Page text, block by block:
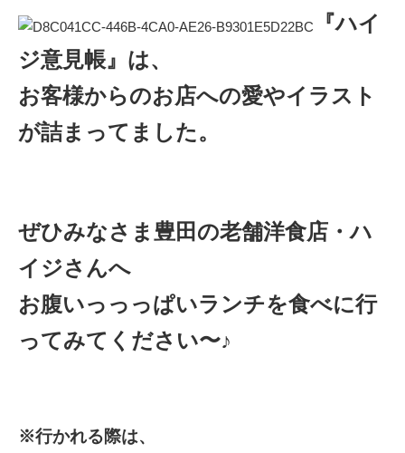
『ハイ
ジ意見帳』は、
お客様からのお店への愛やイラスト
が詰まってました。
ぜひみなさま豊田の老舗洋食店・ハ
イジさんへ
お腹いっっっぱいランチを食べに行
ってみてください〜♪
※行かれる際は、